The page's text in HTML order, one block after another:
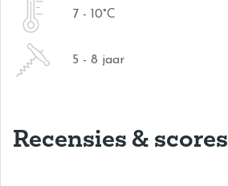
7 - 10°C
5 - 8 jaar
Recensies & scores